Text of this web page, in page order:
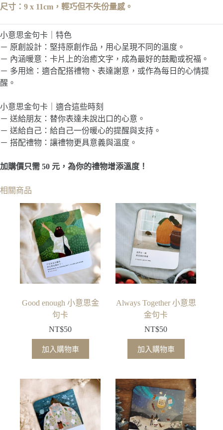
尺寸：9 x 11cm，輕巧但不失份量感。
小意思金句卡｜特色
－ 原創設計：堅持原創作品，用心呈現不同的溫度。
－ 內涵暖意：卡片上的治癒文字，成為最好的鼓勵或祝福。
－ 多用途：適合配搭禮物、表達謝意，或作為每日的心情提
醒。
小意思金句卡｜適合這些時刻
－ 送給朋友：替你表達未說出口的心意。
－ 送給自己：給自己一份暖心的提醒與支持。
－ 搭配禮物：讓禮物更具意義與溫度。
加購價只需 50 元，為你的禮物增添溫度！
相關商品
Good enough 小意思金
句卡
NT$50
加入購物車
Always Together 小意思
金句卡
NT$50
加入購物車